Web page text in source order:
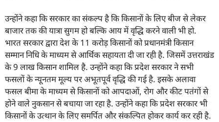
उन्होंने कहा कि सरकार का संकल्प है कि किसानों के लिए बीज से लेकर
बाजार तक की यात्रा सुगम हो बल्कि आय में वृद्धि करने वाली भी हो.
भारत सरकार द्वारा देश के 11 करोड़ किसानों को प्रधानमंत्री किसान
सम्मान निधि के माध्यम से आर्थिक सहायता दी जा रही है. जिसमें उत्तराखंड
के 9 लाख किसान शामिल है. उन्होंने कहा कि प्रदेश सरकार ने सभी
फसलों के न्यूनतम मूल्य पर अभूतपूर्व वृद्धि की गई है. इसके अलावा
फसल बीमा के माध्यम से किसानों को आपदाओं, रोग और कीट पतंगों से
होने वाले नुकसान से बचाया जा रहा है. उन्होंने कहा कि प्रदेश सरकार भी
किसानों के उत्थान के लिए समर्पित और संकल्पित होकर कार्य कर रही है.